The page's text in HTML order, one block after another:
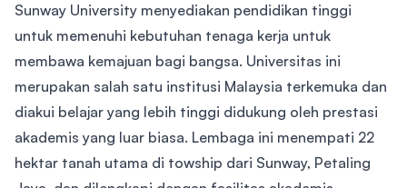
Sunway University menyediakan pendidikan tinggi
untuk memenuhi kebutuhan tenaga kerja untuk
membawa kemajuan bagi bangsa. Universitas ini
merupakan salah satu institusi Malaysia terkemuka dan
diakui belajar yang lebih tinggi didukung oleh prestasi
akademis yang luar biasa. Lembaga ini menempati 22
hektar tanah utama di towship dari Sunway, Petaling